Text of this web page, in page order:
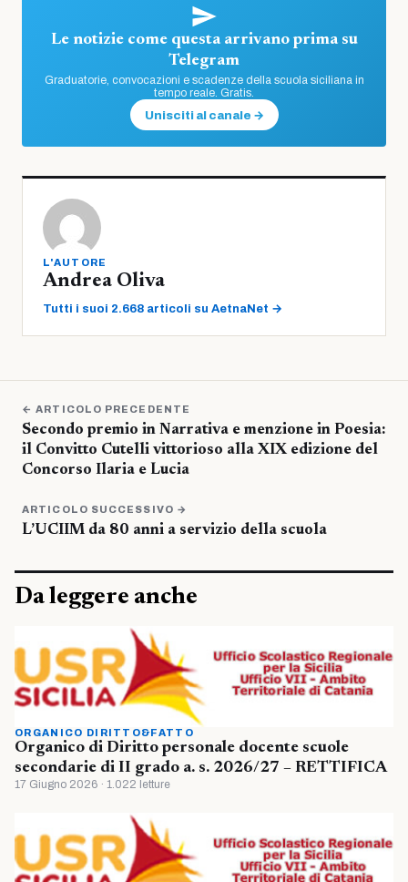
Le notizie come questa arrivano prima su
Telegram
Graduatorie, convocazioni e scadenze della scuola siciliana in
tempo reale. Gratis.
Unisciti al canale →
L'AUTORE
Andrea Oliva
Tutti i suoi 2.668 articoli su AetnaNet →
← ARTICOLO PRECEDENTE
Secondo premio in Narrativa e menzione in Poesia:
il Convitto Cutelli vittorioso alla XIX edizione del
Concorso Ilaria e Lucia
ARTICOLO SUCCESSIVO →
L’UCIIM da 80 anni a servizio della scuola
Da leggere anche
ORGANICO DIRITTO&FATTO
Organico di Diritto personale docente scuole
secondarie di II grado a. s. 2026/27 – RETTIFICA
17 Giugno 2026 · 1.022 letture